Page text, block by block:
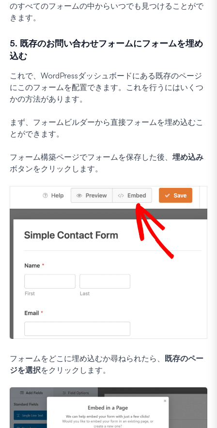
のすべてのフォームの中からいつでも見つけることがで
きます。
5. 既存のお問い合わせフォームにフォームを埋め
込む
これで、WordPressダッシュボードにある既存のページ
にこのフォームを配置できます。これを行うにはいくつ
かの方法があります。
まず、フォームビルダーから直接フォームを埋め込むこ
とができます。
フォーム構築ページでフォームを保存した後、 埋め込み
ボタンをクリックします。
フォームをどこに埋め込むか尋ねられたら、 既存のペー
ジを選択をクリックします。